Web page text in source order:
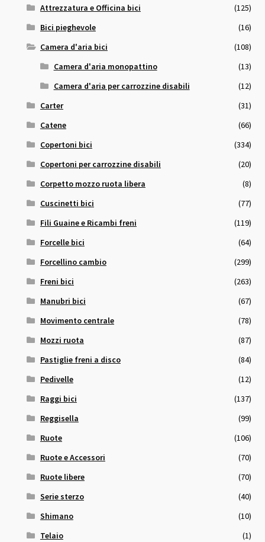
Attrezzatura e Officina bici
(125)
Bici pieghevole
(16)
Camera d'aria bici
(108)
Camera d'aria monopattino
(13)
Camera d'aria per carrozzine disabili
(12)
Carter
(31)
Catene
(66)
Copertoni bici
(334)
Copertoni per carrozzine disabili
(20)
Corpetto mozzo ruota libera
(8)
Cuscinetti bici
(77)
Fili Guaine e Ricambi freni
(119)
Forcelle bici
(64)
Forcellino cambio
(299)
Freni bici
(263)
Manubri bici
(67)
Movimento centrale
(78)
Mozzi ruota
(87)
Pastiglie freni a disco
(84)
Pedivelle
(12)
Raggi bici
(137)
Reggisella
(99)
Ruote
(106)
Ruote e Accessori
(70)
Ruote libere
(70)
Serie sterzo
(40)
Shimano
(10)
Telaio
(1)